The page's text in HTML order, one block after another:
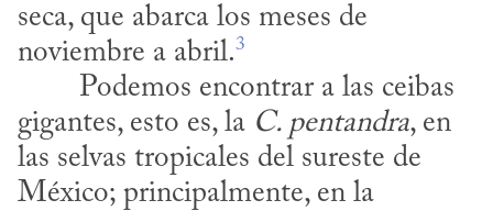
seca, que abarca los meses de
noviembre a abril.3
gigantes, esto es, la C. pentandra, en
las selvas tropicales del sureste de
México; principalmente, en la